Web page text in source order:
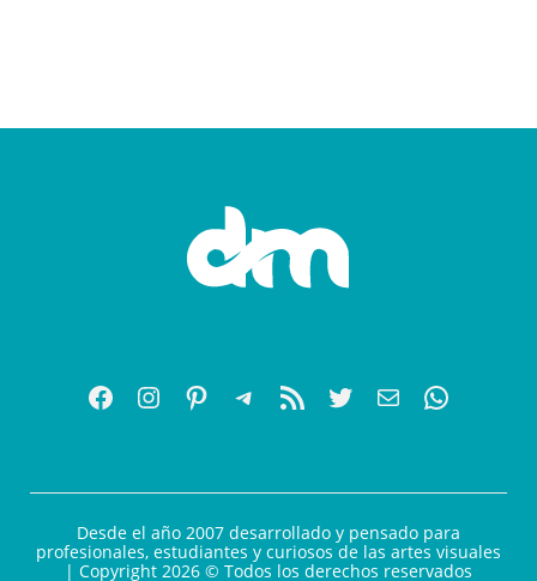
Desde el año 2007 desarrollado y pensado para
profesionales, estudiantes y curiosos de las artes visuales
| Copyright 2026 © Todos los derechos reservados